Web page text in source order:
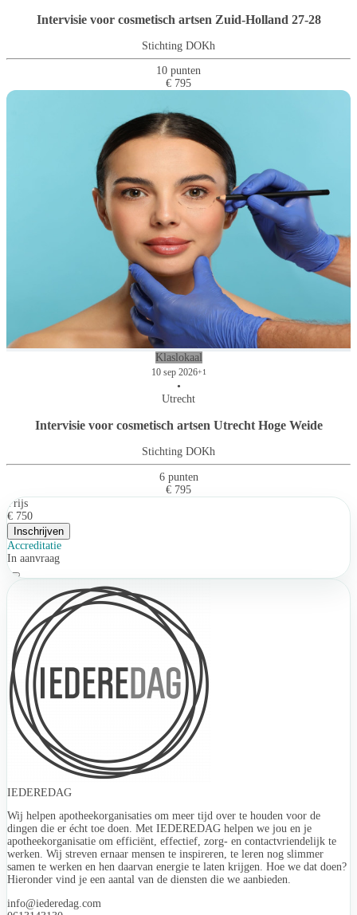
Intervisie voor cosmetisch artsen Zuid-Holland 27-28
Stichting DOKh
10 punten
€ 795
Klaslokaal
10 sep 2026+1
•
Utrecht
Intervisie voor cosmetisch artsen Utrecht Hoge Weide
Stichting DOKh
6 punten
€ 795
Prijs
€ 750
Inschrijven
Accreditatie
In aanvraag
IEDEREDAG
Wij helpen apotheekorganisaties om meer tijd over te houden voor de
dingen die er écht toe doen. Met IEDEREDAG helpen we jou en je
apotheekorganisatie om efficiënt, effectief, zorg- en contactvriendelijk te
werken. Wij streven ernaar mensen te inspireren, te leren nog slimmer
samen te werken en hen daarvan energie te laten krijgen. Hoe we dat doen?
Hieronder vind je een aantal van de diensten die we aanbieden.
info@iederedag.com